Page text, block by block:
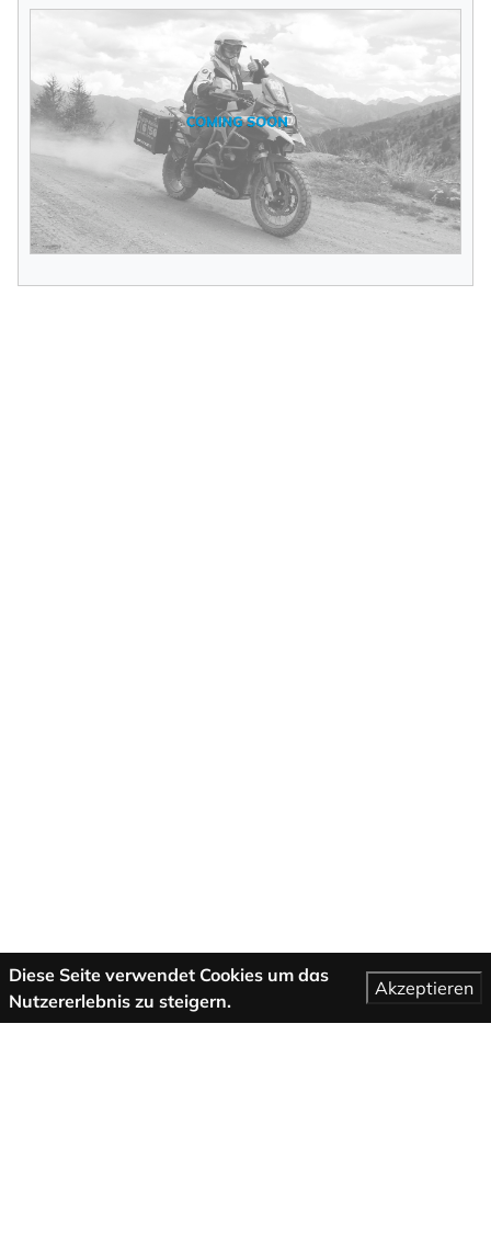
Diese Seite verwendet Cookies um das
Nutzererlebnis zu steigern.
Akzeptieren